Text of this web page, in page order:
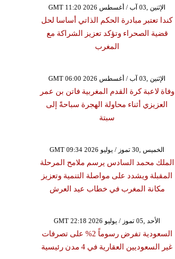
GMT 11:20 2026 الإثنين ,03 آب / أغسطس
كندا تعتبر مبادرة الحكم الذاتي أساسا لحل
قضية الصحراء وتؤكد تعزيز الشراكة مع
المغرب
GMT 06:00 2026 الإثنين ,03 آب / أغسطس
وفاة لاعبة كرة القدم المغربية فاتن بن عمر
العزيزي أثناء محاولة الهجرة سباحةً إلى
سبتة
GMT 09:34 2026 الخميس ,30 تموز / يوليو
الملك محمد السادس يرسم ملامح المرحلة
المقبلة ويشدد على مواصلة التنمية وتعزيز
مكانة المغرب في خطاب عيد العرش
GMT 22:18 2026 الأحد ,05 تموز / يوليو
السعودية تفرض رسوماً 2% على تصرفات
غير السعوديين العقارية في 4 مدن رئيسية